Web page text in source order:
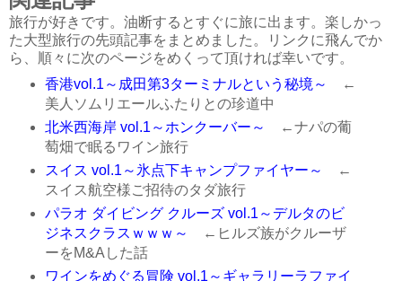
旅行が好きです。油断するとすぐに旅に出ます。楽しかっ
た大型旅行の先頭記事をまとめました。リンクに飛んでか
ら、順々に次のページをめくって頂ければ幸いです。
香港vol.1～成田第3ターミナルという秘境～
←
美人ソムリエールふたりとの珍道中
北米西海岸 vol.1～ホンクーバー～
←ナパの葡
萄畑で眠るワイン旅行
スイス vol.1～氷点下キャンプファイヤー～
←
スイス航空様ご招待のタダ旅行
パラオ ダイビング クルーズ vol.1～デルタのビ
ジネスクラスｗｗｗ～
←ヒルズ族がクルーザ
ーをM&Aした話
ワインをめぐる冒険 vol.1～ギャラリーラファイ